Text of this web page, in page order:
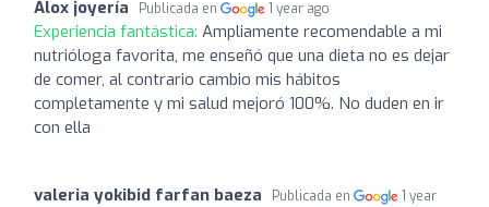
Alox joyería Publicada en 1 year ago
Experiencia fantástica: Ampliamente recomendable a mi
nutrióloga favorita, me enseñó que una dieta no es dejar
de comer, al contrario cambio mis hábitos
completamente y mi salud mejoró 100%. No duden en ir
con ella
valeria yokibid farfan baeza Publicada en
1 year